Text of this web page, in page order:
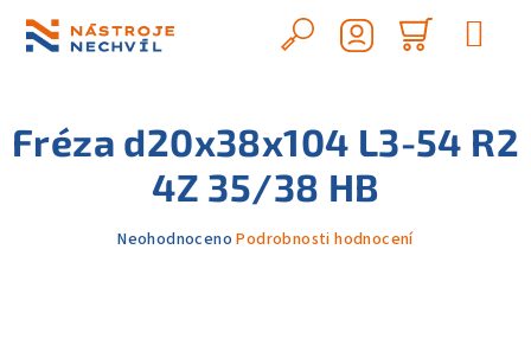
obsah
Hledat
košík
Fréza d20x38x104 L3-54 R2
4Z 35/38 HB
Průměrné
Neohodnoceno Podrobnosti hodnocení